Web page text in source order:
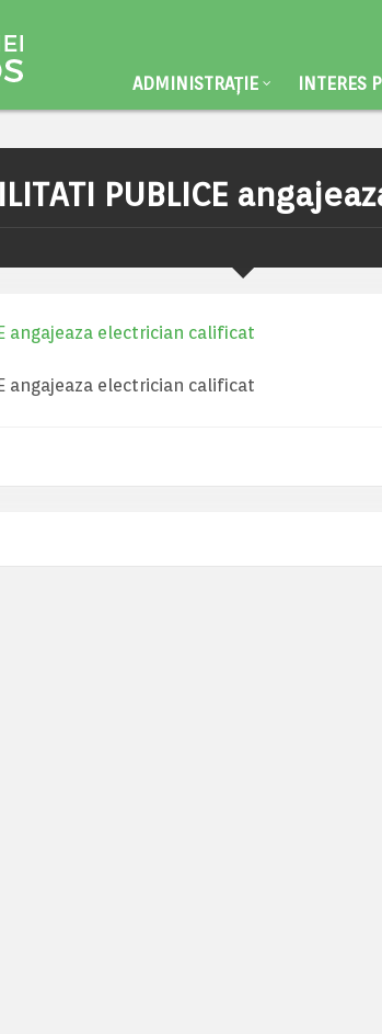
ADMINISTRAȚIE INTERES
PUBLICE
angajeaza electrician calificat
angajeaza electrician calificat